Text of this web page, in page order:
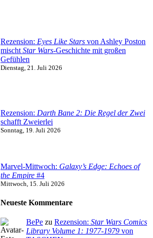
Rezension: Eyes Like Stars von Ashley Poston
mischt Star Wars-Geschichte mit großen
Gefühlen
Dienstag, 21. Juli 2026
Rezension: Darth Bane 2: Die Regel der Zwei
schafft Zweierlei
Sonntag, 19. Juli 2026
Marvel-Mittwoch: Galaxy’s Edge: Echoes of
the Empire #4
Mittwoch, 15. Juli 2026
Neueste Kommentare
BePe zu Rezension: Star Wars Comics
Library Volume 1: 1977-1979 von